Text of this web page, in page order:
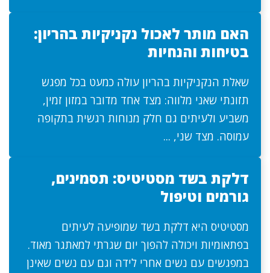
האם מותר לאכול נקניקיות בהריון:
בטיחות והנחיות
שאלת הנקניקיות בהריון עולה כמעט בכל מפגש
תזונתי שאני מלווה: מצד אחד מדובר במזון זמין,
משביע ולעיתים גם חלק מנוחות רגשית בתקופה
עמוסה. מצד שני, ...
דלקת בשד מסטיטיס: תסמינים,
גורמים וטיפול
מסטיטיס היא דלקת בשד שמופיעה לעיתים
בפתאומיות ויכולה להפוך יום שגרתי למאתגר מאוד.
במפגשים עם נשים אחרי לידה וגם עם נשים שאינן